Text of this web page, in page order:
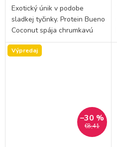
Exotický únik v podobe
sladkej tyčinky. Protein Bueno
Coconut spája chrumkavú
oblátku, krémovú náplň s
kokosovou chuťou a polevu z
Výpredaj
€8,41
–30 %